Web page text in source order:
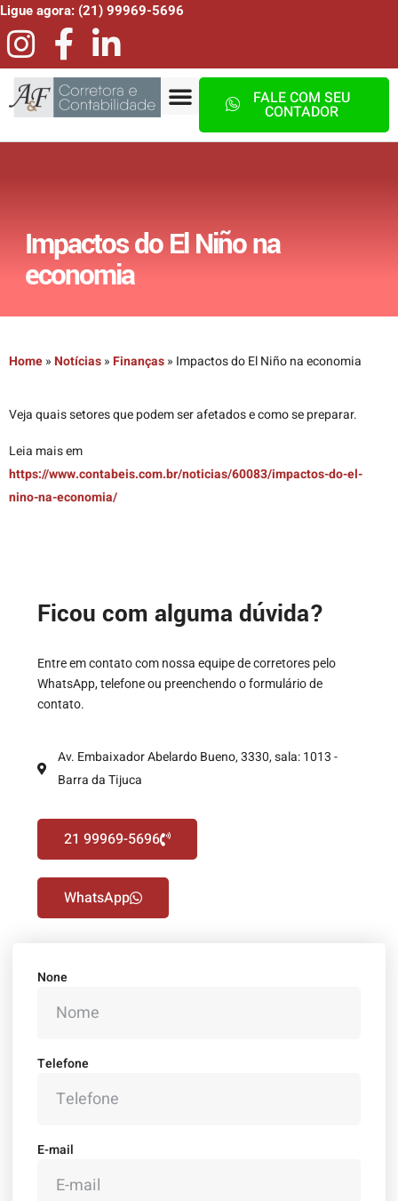
Ligue agora: (21) 99969-5696
FALE COM SEU
CONTADOR
Impactos do El Niño na
economia
Home»Notícias»Finanças» Impactos do El Niño na economia
Veja quais setores que podem ser afetados e como se preparar.
Leia mais em
https://www.contabeis.com.br/noticias/60083/impactos-do-el-
nino-na-economia/
Ficou com alguma dúvida?
Entre em contato com nossa equipe de corretores pelo
WhatsApp, telefone ou preenchendo o formulário de
contato.
Av. Embaixador Abelardo Bueno, 3330, sala: 1013 -
Barra da Tijuca
21 99969-5696
WhatsApp
None
Telefone
E-mail